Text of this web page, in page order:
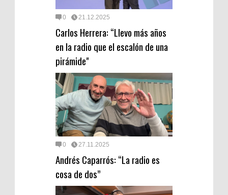
0 21.12.2025
Carlos Herrera: “Llevo más años
en la radio que el escalón de una
pirámide"
0 27.11.2025
Andrés Caparrós: “La radio es
cosa de dos”